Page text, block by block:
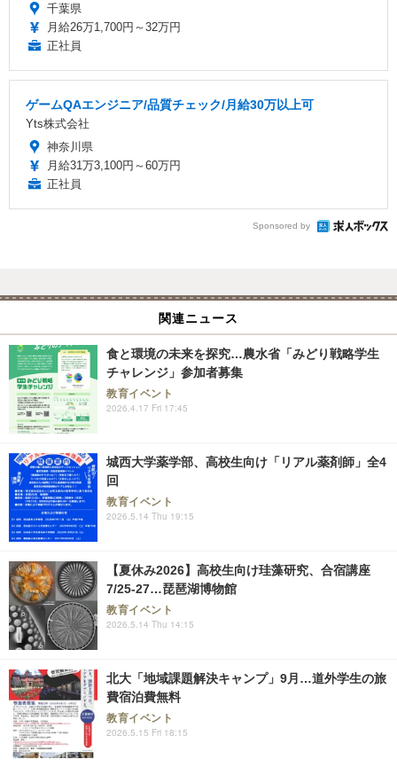
千葉県
月給26万1,700円～32万円
正社員
ゲームQAエンジニア/品質チェック/月給30万以上可
Yts株式会社
神奈川県
月給31万3,100円～60万円
正社員
Sponsored by
関連ニュース
食と環境の未来を探究…農水省「みどり戦略学生
チャレンジ」参加者募集
教育イベント
2026.4.17 Fri 17:45
城西大学薬学部、高校生向け「リアル薬剤師」全4
回
教育イベント
2026.5.14 Thu 19:15
【夏休み2026】高校生向け珪藻研究、合宿講座
7/25-27…琵琶湖博物館
教育イベント
2026.5.14 Thu 14:15
北大「地域課題解決キャンプ」9月…道外学生の旅
費宿泊費無料
教育イベント
2026.5.15 Fri 18:15